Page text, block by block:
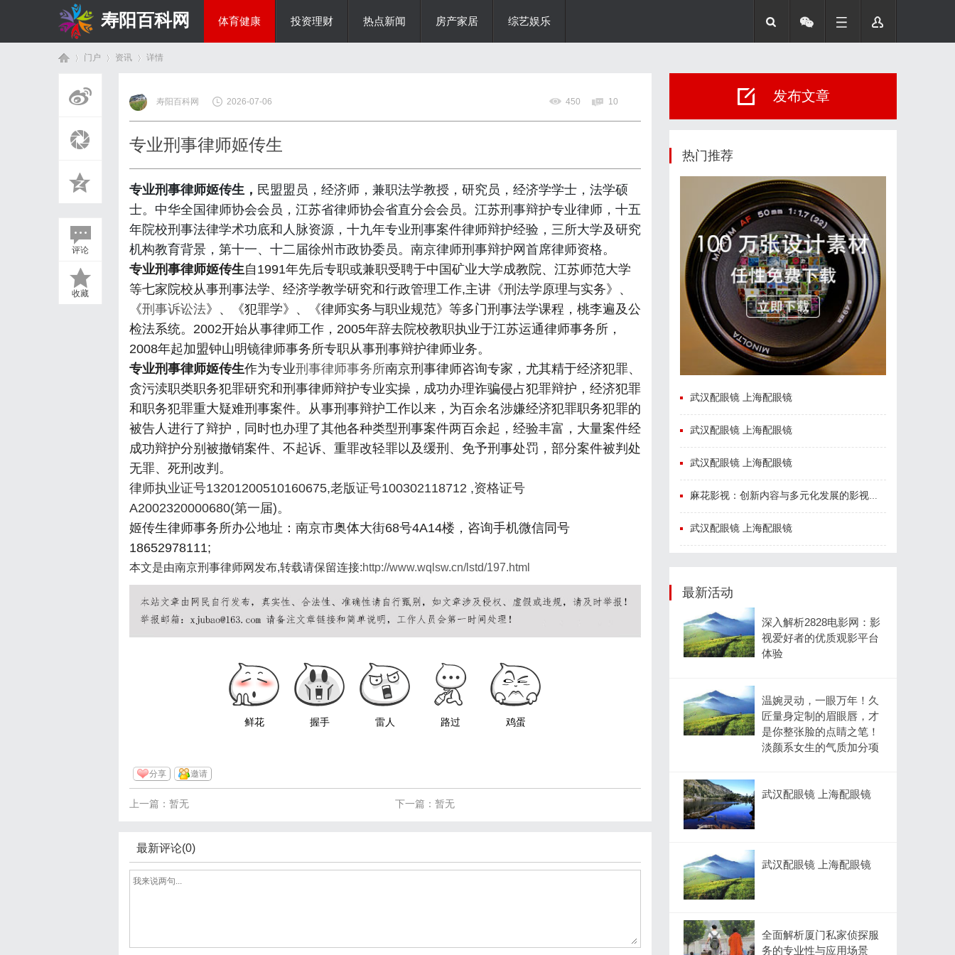
寿阳百科网 体育健康 投资理财 热点新闻 房产家居 综艺娱乐
门户 资讯
›
详情
评论
收藏
寿阳百科网 2026-07-06 450 10
专业刑事律师姬传生
专业刑事律师姬传生， 民盟盟员，经济师，兼职法学教授，研究员，经济学学士，法学硕
士。中华全国律师协会会员，江苏省律师协会省直分会会员。江苏刑事辩护专业律师，十五
年院校刑事法律学术功底和人脉资源，十九年专业刑事案件律师辩护经验，三所大学及研究
机构教育背景，第十一、十二届徐州市政协委员。南京律师刑事辩护网首席律师资格。
专业刑事律师姬传生自1991年先后专职或兼职受聘于中国矿业大学成教院、江苏师范大学
等七家院校从事刑事法学、经济学教学研究和行政管理工作,主讲《刑法学原理与实务》、
《刑事诉讼法》、《犯罪学》、《律师实务与职业规范》等多门刑事法学课程，桃李遍及公
检法系统。2002开始从事律师工作，2005年辞去院校教职执业于江苏运通律师事务所，
2008年起加盟钟山明镜律师事务所专职从事刑事辩护律师业务。
专业刑事律师姬传生作为专业刑事律师事务所南京刑事律师咨询专家，尤其精于经济犯罪、
贪污渎职类职务犯罪研究和刑事律师辩护专业实操，成功办理诈骗侵占犯罪辩护，经济犯罪
和职务犯罪重大疑难刑事案件。从事刑事辩护工作以来，为百余名涉嫌经济犯罪职务犯罪的
被告人进行了辩护，同时也办理了其他各种类型刑事案件两百余起，经验丰富，大量案件经
成功辩护分别被撤销案件、不起诉、重罪改轻罪以及缓刑、免予刑事处罚，部分案件被判处
无罪、死刑改判。
律师执业证号13201200510160675,老版证号100302118712 ,资格证号
A2002320000680(第一届)。
姬传生律师事务所办公地址：南京市奥体大街68号4A14楼，咨询手机微信同号
18652978111;
本文是由南京刑事律师网发布,转载请保留连接:http://www.wqlsw.cn/lstd/197.html
鲜花 握手 雷人 路过 鸡蛋
分享 邀请
下一篇：暂无
上一篇：暂无
最新评论(0)
发布文章
热门推荐
武汉配眼镜 上海配眼镜
武汉配眼镜 上海配眼镜
武汉配眼镜 上海配眼镜
麻花影视：创新内容与多元化发展的影视新势力
武汉配眼镜 上海配眼镜
最新活动
深入解析2828电影网：影
视爱好者的优质观影平台
体验
温婉灵动，一眼万年！久
匠量身定制的眉眼唇，才
是你整张脸的点睛之笔！
淡颜系女生的气质加分项
武汉配眼镜 上海配眼镜
武汉配眼镜 上海配眼镜
全面解析厦门私家侦探服
务的专业性与应用场景